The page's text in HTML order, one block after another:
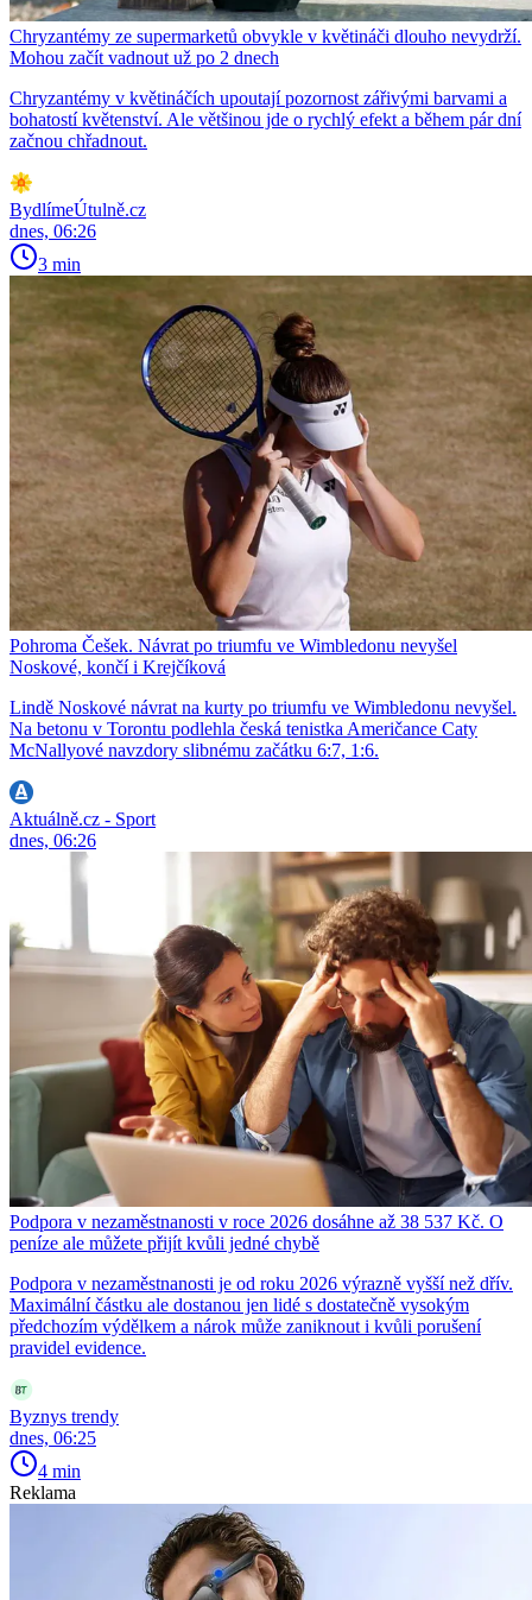
Chryzantémy ze supermarketů obvykle v květináči dlouho nevydrží.
Mohou začít vadnout už po 2 dnech
Chryzantémy v květináčích upoutají pozornost zářivými barvami a
bohatostí květenství. Ale většinou jde o rychlý efekt a během pár dní
začnou chřadnout.
BydlímeÚtulně.cz
dnes, 06:26
3 min
Pohroma Češek. Návrat po triumfu ve Wimbledonu nevyšel
Noskové, končí i Krejčíková
Lindě Noskové návrat na kurty po triumfu ve Wimbledonu nevyšel.
Na betonu v Torontu podlehla česká tenistka Američance Caty
McNallyové navzdory slibnému začátku 6:7, 1:6.
Aktuálně.cz - Sport
dnes, 06:26
Podpora v nezaměstnanosti v roce 2026 dosáhne až 38 537 Kč. O
peníze ale můžete přijít kvůli jedné chybě
Podpora v nezaměstnanosti je od roku 2026 výrazně vyšší než dřív.
Maximální částku ale dostanou jen lidé s dostatečně vysokým
předchozím výdělkem a nárok může zaniknout i kvůli porušení
pravidel evidence.
Byznys trendy
dnes, 06:25
4 min
Reklama